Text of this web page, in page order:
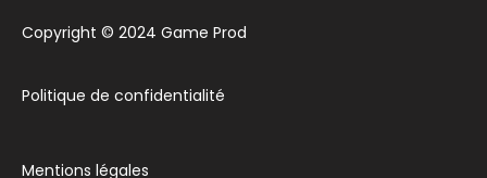
Copyright © 2024 Game Prod
Politique de confidentialité
Mentions légales